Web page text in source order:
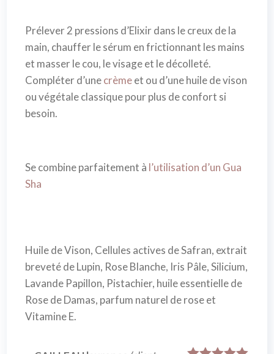
Prélever 2 pressions d’Elixir dans le creux de la
main, chauffer le sérum en frictionnant les mains
et masser le cou, le visage et le décolleté.
Compléter d’unecrèmeet ou d’une huile de vison
ou végétale classique pour plus de confort si
besoin.
Se combine parfaitement à l’utilisation d’un Gua
Sha
Huile de Vison, Cellules actives de Safran, extrait
breveté de Lupin, Rose Blanche, Iris Pâle, Silicium,
Lavande Papillon, Pistachier, huile essentielle de
Rose de Damas, parfum naturel de rose et
Vitamine E.